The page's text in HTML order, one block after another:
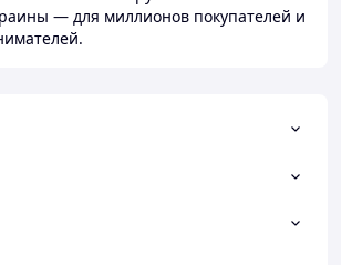
— для миллионов покупателей и